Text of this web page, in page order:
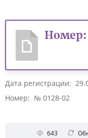
Дата регистрации:
Номер: № 0128-02
643